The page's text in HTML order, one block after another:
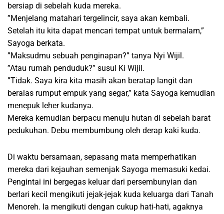
bersiap di sebelah kuda mereka.
”Menjelang matahari tergelincir, saya akan kembali.
Setelah itu kita dapat mencari tempat untuk bermalam,”
Sayoga berkata.
”Maksudmu sebuah penginapan?” tanya Nyi Wijil.
”Atau rumah penduduk?” susul Ki Wijil.
”Tidak. Saya kira kita masih akan beratap langit dan
beralas rumput empuk yang segar,” kata Sayoga kemudian
menepuk leher kudanya.
Mereka kemudian berpacu menuju hutan di sebelah barat
pedukuhan. Debu membumbung oleh derap kaki kuda.
Di waktu bersamaan, sepasang mata memperhatikan
mereka dari kejauhan semenjak Sayoga memasuki kedai.
Pengintai ini bergegas keluar dari persembunyian dan
berlari kecil mengikuti jejak-jejak kuda keluarga dari Tanah
Menoreh. Ia mengikuti dengan cukup hati-hati, agaknya